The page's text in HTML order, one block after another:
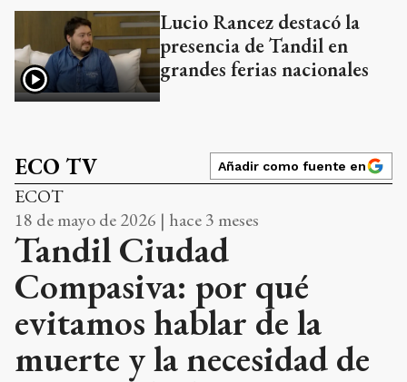
Lucio Rancez destacó la
presencia de Tandil en
grandes ferias nacionales
ECO TV Añadir como fuente en
ECOT
18 de mayo de 2026 | hace 3 meses
Tandil Ciudad
Compasiva: por qué
evitamos hablar de la
muerte y la necesidad de